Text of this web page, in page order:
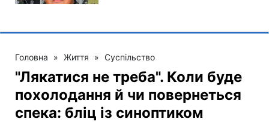
Головна » Життя » Суспільство
"Лякатися не треба". Коли буде
похолодання й чи повернеться
спека: бліц із синоптиком